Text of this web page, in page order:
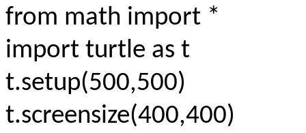
from math import *
import turtle as t
t.setup(500,500)
t.screensize(400,400)